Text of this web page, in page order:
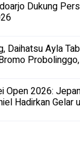
Dukung
Daihatsu Ayla
Open 2026:
Hadirkan Gelar